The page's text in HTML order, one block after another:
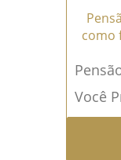
como
Você
está